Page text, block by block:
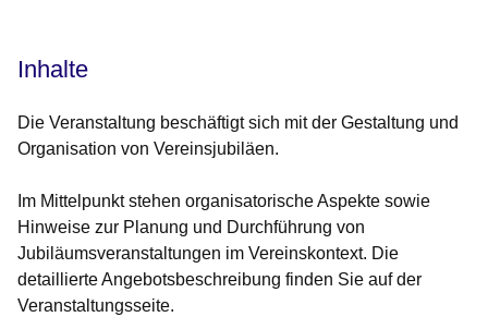
Inhalte
Die Veranstaltung beschäftigt sich mit der Gestaltung und
Organisation von Vereinsjubiläen.
Im Mittelpunkt stehen organisatorische Aspekte sowie
Hinweise zur Planung und Durchführung von
Jubiläumsveranstaltungen im Vereinskontext. Die
detaillierte Angebotsbeschreibung finden Sie auf der
Veranstaltungsseite.